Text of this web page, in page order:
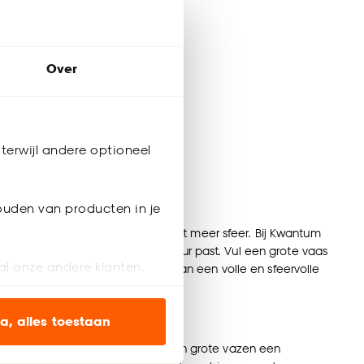
Over
andere optioneel
van producten in je
onze andere klanten.
alles toestaan
hoek, tafel of dressoir direct meer sfeer. Bij Kwantum
een vaas is die bij jouw interieur past. Vul een grote vaas
. Zo geniet je het hele jaar door van een volle en sfeervolle
eettafel. Ook zonder bloemen zijn grote vazen een